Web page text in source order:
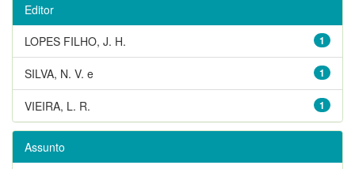
Editor
1
LOPES FILHO, J. H.
1
SILVA, N. V. e
1
VIEIRA, L. R.
Assunto